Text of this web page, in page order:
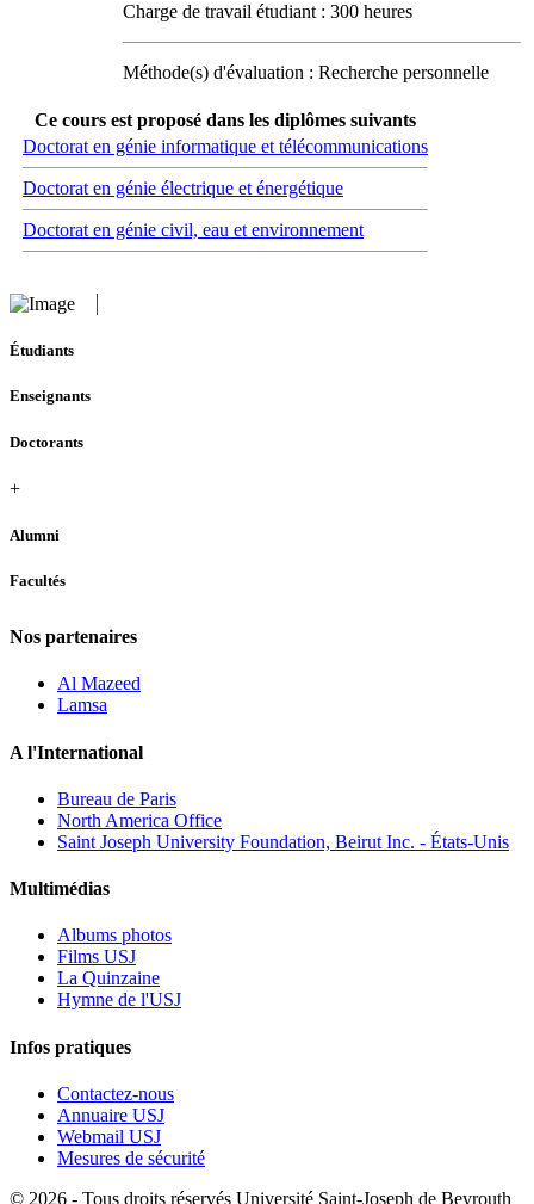
Charge de travail étudiant : 300 heures
Méthode(s) d'évaluation : Recherche personnelle
Ce cours est proposé dans les diplômes suivants
Doctorat en génie informatique et télécommunications
Doctorat en génie électrique et énergétique
Doctorat en génie civil, eau et environnement
Étudiants
Enseignants
Doctorants
+
Alumni
Facultés
Nos partenaires
Al Mazeed
Lamsa
A l'International
Bureau de Paris
North America Office
Saint Joseph University Foundation, Beirut Inc. - États-Unis
Multimédias
Albums photos
Films USJ
La Quinzaine
Hymne de l'USJ
Infos pratiques
Contactez-nous
Annuaire USJ
Webmail USJ
Mesures de sécurité
© 2026 - Tous droits réservés Université Saint-Joseph de Beyrouth